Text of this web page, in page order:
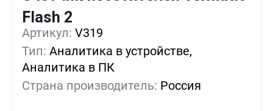
Flash 2
Артикул: V319
Тип: Аналитика в устройстве,
Аналитика в ПК
Страна производитель: Россия
Кол-во
5+ -7%
10+ -14%